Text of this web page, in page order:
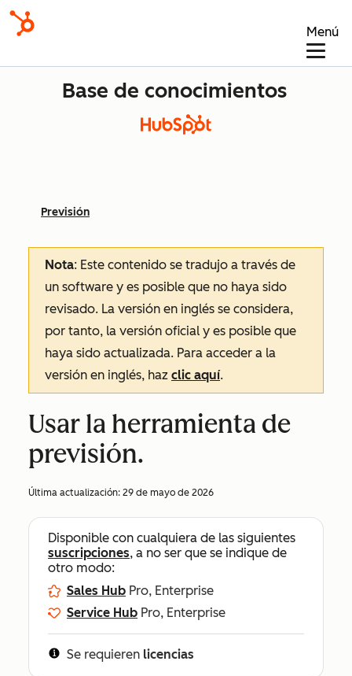
Menú
Base de conocimientos
Previsión
Nota: Este contenido se tradujo a través de
un software y es posible que no haya sido
revisado. La versión en inglés se considera,
por tanto, la versión oficial y es posible que
haya sido actualizada. Para acceder a la
versión en inglés, haz clic aquí.
Usar la herramienta de
previsión.
Última actualización: 29 de mayo de 2026
Disponible con cualquiera de las siguientes
suscripciones, a no ser que se indique de
otro modo:
Sales Hub Pro, Enterprise
Service Hub Pro, Enterprise
Se requieren licencias